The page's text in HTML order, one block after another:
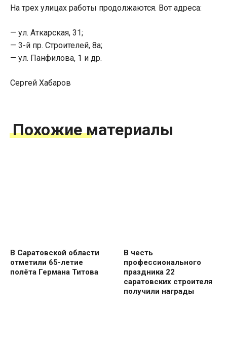
На трех улицах работы продолжаются. Вот адреса:
— ул. Аткарская, 31;
— 3-й пр. Строителей, 8а;
— ул. Панфилова, 1 и др.
Сергей Хабаров
Похожие материалы
В Саратовской области
отметили 65-летие
полёта Германа Титова
В честь
профессионального
праздника 22
саратовских строителя
получили награды